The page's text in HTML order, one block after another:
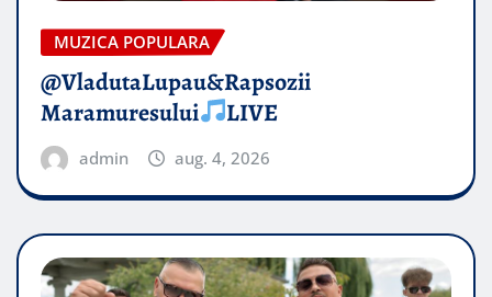
MUZICA POPULARA
@VladutaLupau&Rapsozii
Maramuresului
LIVE
admin aug. 4, 2026